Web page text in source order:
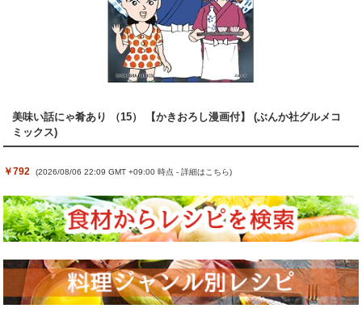
美味い話にゃ肴あり （15） 【かきおろし漫画付】 (ぶんか社グルメコ
ミックス)
￥792 (2026/08/06 22:09 GMT +09:00 時点 - 詳細はこちら)